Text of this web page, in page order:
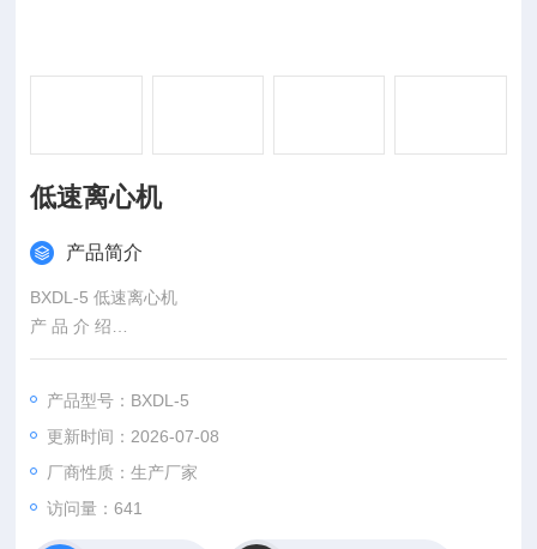
低速离心机
产品简介
BXDL-5 低速离心机
产 品 介 绍
广泛应用于生物化学、临床医学、基因工程、蛋白核酸及PCR实
产 品 性 能
• 微机控制，高效能变频电机
产品型号：BXDL-5
更新时间：2026-07-08
厂商性质：生产厂家
访问量：641